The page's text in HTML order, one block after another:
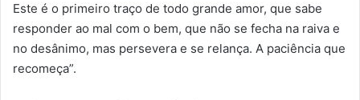
Este é o primeiro traço de todo grande amor, que sabe
responder ao mal com o bem, que não se fecha na raiva e
no desânimo, mas persevera e se relança. A paciência que
recomeça”.